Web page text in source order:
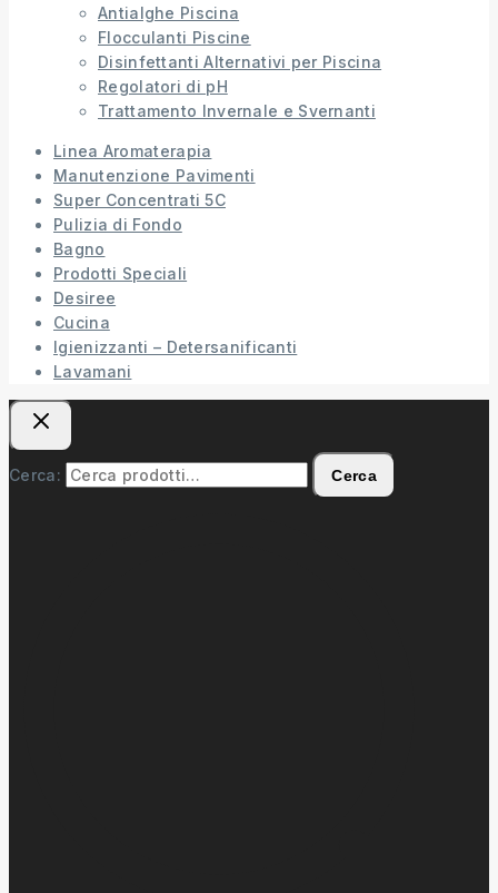
Antialghe Piscina
Flocculanti Piscine
Disinfettanti Alternativi per Piscina
Regolatori di pH
Trattamento Invernale e Svernanti
Linea Aromaterapia
Manutenzione Pavimenti
Super Concentrati 5C
Pulizia di Fondo
Bagno
Prodotti Speciali
Desiree
Cucina
Igienizzanti – Detersanificanti
Lavamani
Cerca: Cerca